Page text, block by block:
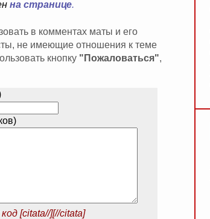
на странице.
в комментах маты и его
не имеющие отношения к теме
кнопку "Пожаловаться",
[citata//][//citata]